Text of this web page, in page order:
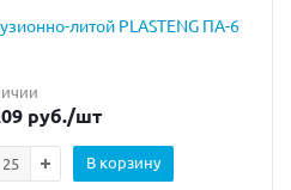
литой PLASTENG ПА-6
руб./шт
В корзину